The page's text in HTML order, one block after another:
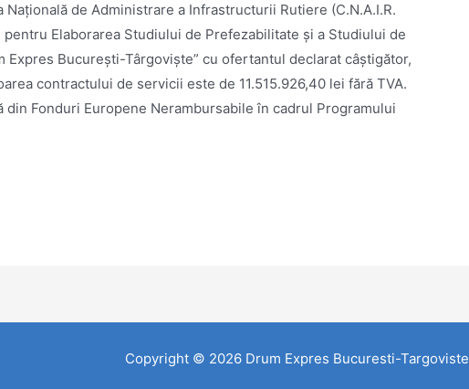
Națională de Administrare a Infrastructurii Rutiere (C.N.A.I.R.
pentru Elaborarea Studiului de Prefezabilitate și a Studiului de
Expres București-Târgoviște” cu ofertantul declarat câștigător,
contractului de servicii este de 11.515.926,40 lei fără TVA.
din Fonduri Europene Nerambursabile în cadrul Programului
Copyright © 2026 Drum Expres Bucuresti-Targoviste